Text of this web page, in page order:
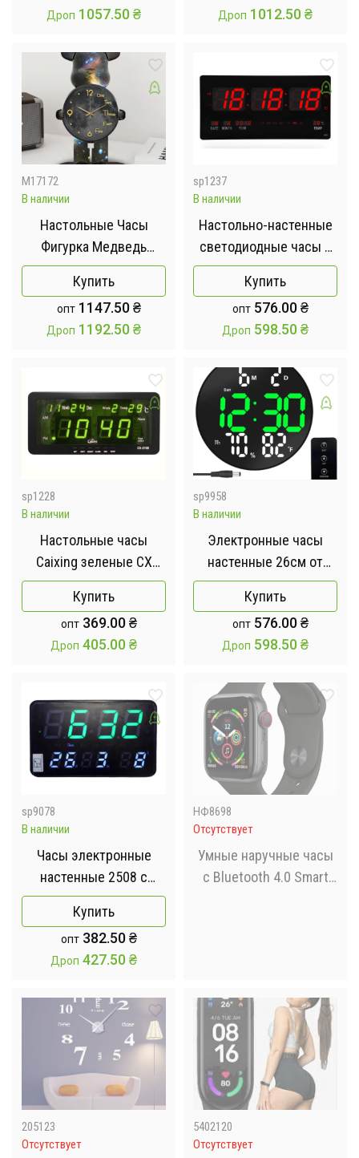
Дроп 1057.50₴ Дроп 1012.50₴
M17172
В наличии
Настольные Часы
Фигурка Медведь
Bearbrick Космические
65 см
Купить
опт 1147.50₴
Дроп 1192.50₴
sp1237
В наличии
Настольно-настенные
светодиодные часы с
датчиком температуры
CW 4622
Купить
опт 576.00₴
Дроп 598.50₴
sp1228
В наличии
Настольные часы
Caixing зеленые CX
2158
Купить
опт 369.00₴
Дроп 405.00₴
sp9958
В наличии
Электронные часы
настенные 26см от
USB, DS-3813L /
Цифровые часы на
стену / Настольный LED
Купить
опт 576.00₴
Дроп 598.50₴
sp9078
В наличии
Часы электронные
настенные 2508 с
зеленой подсветкой
черные 240х40х150мм
TB
Купить
опт 382.50₴
Дроп 427.50₴
НФ8698
Отсутствует
Умные наручные часы
с Bluetooth 4.0 Smart
205123
Отсутствует
5402120
Отсутствует